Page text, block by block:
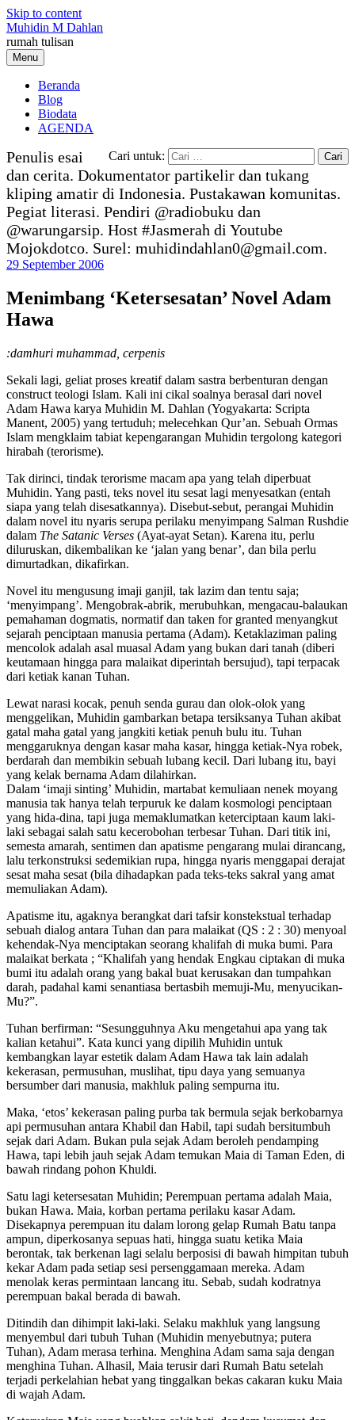
Skip to content
Muhidin M Dahlan
rumah tulisan
Menu
Beranda
Blog
Biodata
AGENDA
Cari untuk:
Penulis esai
dan cerita. Dokumentator partikelir dan tukang
kliping amatir di Indonesia. Pustakawan komunitas.
Pegiat literasi. Pendiri @radiobuku dan
@warungarsip. Host #Jasmerah di Youtube
Mojokdotco. Surel: muhidindahlan0@gmail.com.
29 September 2006
Menimbang ‘Ketersesatan’ Novel Adam
Hawa
:damhuri muhammad, cerpenis
Sekali lagi, geliat proses kreatif dalam sastra berbenturan dengan
construct teologi Islam. Kali ini cikal soalnya berasal dari novel
Adam Hawa karya Muhidin M. Dahlan (Yogyakarta: Scripta
Manent, 2005) yang tertuduh; melecehkan Qur’an. Sebuah Ormas
Islam mengklaim tabiat kepengarangan Muhidin tergolong kategori
hirabah (terorisme).
Tak dirinci, tindak terorisme macam apa yang telah diperbuat
Muhidin. Yang pasti, teks novel itu sesat lagi menyesatkan (entah
siapa yang telah disesatkannya). Disebut-sebut, perangai Muhidin
dalam novel itu nyaris serupa perilaku menyimpang Salman Rushdie
dalam The Satanic Verses (Ayat-ayat Setan). Karena itu, perlu
diluruskan, dikembalikan ke ‘jalan yang benar’, dan bila perlu
dimurtadkan, dikafirkan.
Novel itu mengusung imaji ganjil, tak lazim dan tentu saja;
‘menyimpang’. Mengobrak-abrik, merubuhkan, mengacau-balaukan
pemahaman dogmatis, normatif dan taken for granted menyangkut
sejarah penciptaan manusia pertama (Adam). Ketaklaziman paling
mencolok adalah asal muasal Adam yang bukan dari tanah (diberi
keutamaan hingga para malaikat diperintah bersujud), tapi terpacak
dari ketiak kanan Tuhan.
Lewat narasi kocak, penuh senda gurau dan olok-olok yang
menggelikan, Muhidin gambarkan betapa tersiksanya Tuhan akibat
gatal maha gatal yang jangkiti ketiak penuh bulu itu. Tuhan
menggaruknya dengan kasar maha kasar, hingga ketiak-Nya robek,
berdarah dan membikin sebuah lubang kecil. Dari lubang itu, bayi
yang kelak bernama Adam dilahirkan.
Dalam ‘imaji sinting’ Muhidin, martabat kemuliaan nenek moyang
manusia tak hanya telah terpuruk ke dalam kosmologi penciptaan
yang hida-dina, tapi juga memaklumatkan keterciptaan kaum laki-
laki sebagai salah satu kecerobohan terbesar Tuhan. Dari titik ini,
semesta amarah, sentimen dan apatisme pengarang mulai dirancang,
lalu terkonstruksi sedemikian rupa, hingga nyaris menggapai derajat
sesat maha sesat (bila dihadapkan pada teks-teks sakral yang amat
memuliakan Adam).
Apatisme itu, agaknya berangkat dari tafsir konstekstual terhadap
sebuah dialog antara Tuhan dan para malaikat (QS : 2 : 30) menyoal
kehendak-Nya menciptakan seorang khalifah di muka bumi. Para
malaikat berkata ; “Khalifah yang hendak Engkau ciptakan di muka
bumi itu adalah orang yang bakal buat kerusakan dan tumpahkan
darah, padahal kami senantiasa bertasbih memuji-Mu, menyucikan-
Mu?”.
Tuhan berfirman: “Sesungguhnya Aku mengetahui apa yang tak
kalian ketahui”. Kata kunci yang dipilih Muhidin untuk
kembangkan layar estetik dalam Adam Hawa tak lain adalah
kekerasan, permusuhan, muslihat, tipu daya yang semuanya
bersumber dari manusia, makhluk paling sempurna itu.
Maka, ‘etos’ kekerasan paling purba tak bermula sejak berkobarnya
api permusuhan antara Khabil dan Habil, tapi sudah bersitumbuh
sejak dari Adam. Bukan pula sejak Adam beroleh pendamping
Hawa, tapi lebih jauh sejak Adam temukan Maia di Taman Eden, di
bawah rindang pohon Khuldi.
Satu lagi ketersesatan Muhidin; Perempuan pertama adalah Maia,
bukan Hawa. Maia, korban pertama perilaku kasar Adam.
Disekapnya perempuan itu dalam lorong gelap Rumah Batu tanpa
ampun, diperkosanya sepuas hati, hingga suatu ketika Maia
berontak, tak berkenan lagi selalu berposisi di bawah himpitan tubuh
kekar Adam pada setiap sesi persenggamaan mereka. Adam
menolak keras permintaan lancang itu. Sebab, sudah kodratnya
perempuan bakal berada di bawah.
Ditindih dan dihimpit laki-laki. Selaku makhluk yang langsung
menyembul dari tubuh Tuhan (Muhidin menyebutnya; putera
Tuhan), Adam merasa terhina. Menghina Adam sama saja dengan
menghina Tuhan. Alhasil, Maia terusir dari Rumah Batu setelah
terjadi perkelahian hebat yang tinggalkan bekas cakaran kuku Maia
di wajah Adam.